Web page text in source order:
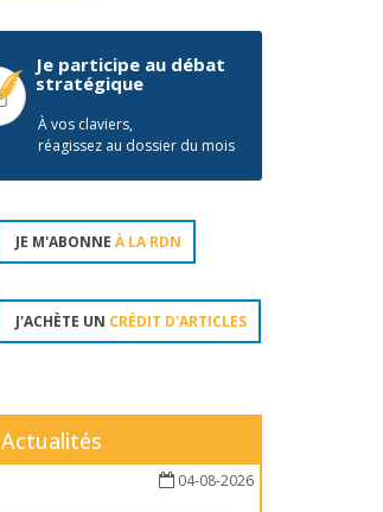
Je participe au débat
stratégique
À vos claviers,
réagissez au dossier du mois
JE M'ABONNE À LA RDN
J'ACHÈTE UN CRÉDIT D'ARTICLES
Actualités
04-08-2026